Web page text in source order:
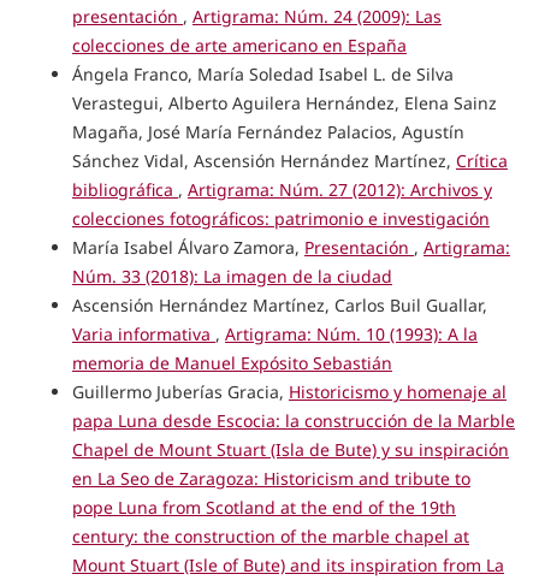
presentación , Artigrama: Núm. 24 (2009): Las
colecciones de arte americano en España
Ángela Franco, María Soledad Isabel L. de Silva
Verastegui, Alberto Aguilera Hernández, Elena Sainz
Magaña, José María Fernández Palacios, Agustín
Sánchez Vidal, Ascensión Hernández Martínez, Crítica
bibliográfica , Artigrama: Núm. 27 (2012): Archivos y
colecciones fotográficos: patrimonio e investigación
María Isabel Álvaro Zamora, Presentación , Artigrama:
Núm. 33 (2018): La imagen de la ciudad
Ascensión Hernández Martínez, Carlos Buil Guallar,
Varia informativa , Artigrama: Núm. 10 (1993): A la
memoria de Manuel Expósito Sebastián
Guillermo Juberías Gracia, Historicismo y homenaje al
papa Luna desde Escocia: la construcción de la Marble
Chapel de Mount Stuart (Isla de Bute) y su inspiración
en La Seo de Zaragoza: Historicism and tribute to
pope Luna from Scotland at the end of the 19th
century: the construction of the marble chapel at
Mount Stuart (Isle of Bute) and its inspiration from La